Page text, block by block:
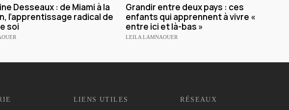
Desseaux : de Miami à la
l’apprentissage radical de
soi
Grandir entre deux pays : ces
enfants qui apprennent à vivre «
entre ici et là-bas »
LEILA LAMNAOUER
LIENS UTILES RÉSEAUX